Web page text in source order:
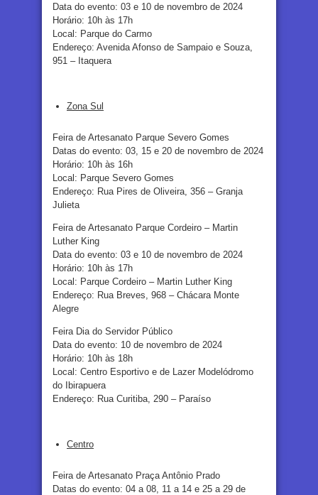
Data do evento: 03 e 10 de novembro de 2024
Horário: 10h às 17h
Local: Parque do Carmo
Endereço: Avenida Afonso de Sampaio e Souza,
951 – Itaquera
Zona Sul
Feira de Artesanato Parque Severo Gomes
Datas do evento: 03, 15 e 20 de novembro de 2024
Horário: 10h às 16h
Local: Parque Severo Gomes
Endereço: Rua Pires de Oliveira, 356 – Granja
Julieta
Feira de Artesanato Parque Cordeiro – Martin
Luther King
Data do evento: 03 e 10 de novembro de 2024
Horário: 10h às 17h
Local: Parque Cordeiro – Martin Luther King
Endereço: Rua Breves, 968 – Chácara Monte
Alegre
Feira Dia do Servidor Público
Data do evento: 10 de novembro de 2024
Horário: 10h às 18h
Local: Centro Esportivo e de Lazer Modelódromo
do Ibirapuera
Endereço: Rua Curitiba, 290 – Paraíso
Centro
Feira de Artesanato Praça Antônio Prado
Datas do evento: 04 a 08, 11 a 14 e 25 a 29 de